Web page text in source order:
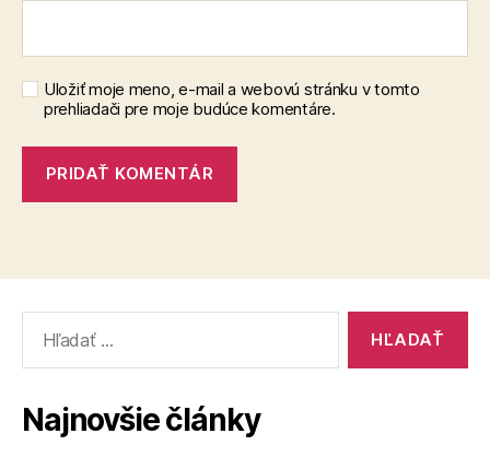
Uložiť moje meno, e-mail a webovú stránku v tomto
prehliadači pre moje budúce komentáre.
Najnovšie články